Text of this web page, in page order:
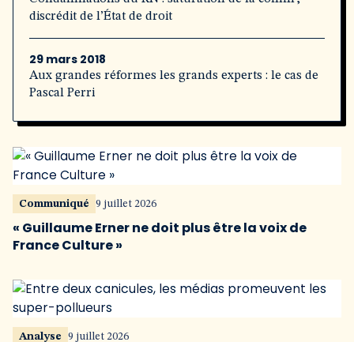
discrédit de l’État de droit
29 mars 2018
Aux grandes réformes les grands experts : le cas de
Pascal Perri
Communiqué 9 juillet 2026
« Guillaume Erner ne doit plus être la voix de
France Culture »
Analyse 9 juillet 2026